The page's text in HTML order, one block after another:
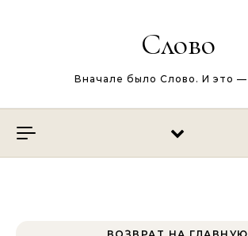
Слово
Вначале было Слово. И это